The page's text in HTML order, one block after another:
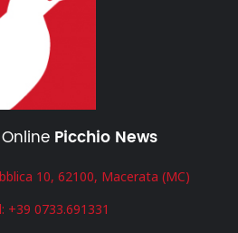
Picchio News
10, 62100, Macerata (MC)
+39 0733.691331